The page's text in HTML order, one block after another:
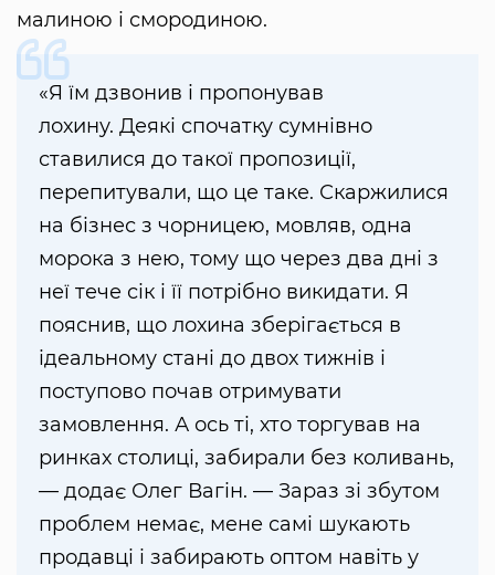
малиною і смородиною.
«Я їм дзвонив і пропонував
лохину. Деякі спочатку сумнівно
ставилися до такої пропозиції,
перепитували, що це таке. Скаржилися
на бізнес з чорницею, мовляв, одна
морока з нею, тому що через два дні з
неї тече сік і її потрібно викидати. Я
пояснив, що лохина зберігається в
ідеальному стані до двох тижнів і
поступово почав отримувати
замовлення. А ось ті, хто торгував на
ринках столиці, забирали без коливань,
— додає Олег Вагін. — Зараз зі збутом
проблем немає, мене самі шукають
продавці і забирають оптом навіть у